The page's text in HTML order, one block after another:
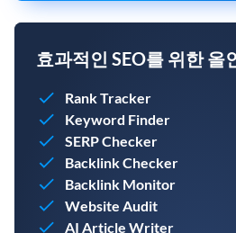
효과적인 SEO를 위한 올
Rank Tracker
Keyword Finder
SERP Checker
Backlink Checker
Backlink Monitor
Website Audit
AI Article Writer